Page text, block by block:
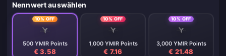
Nennwert auswählen
10% OFF
500 YMIR Points
€ 3.58
10% OFF
1,000 YMIR Points
€ 7.16
10% OFF
3,000 YMIR Points
€ 21.48